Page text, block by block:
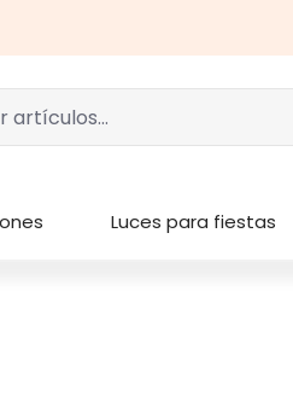
Luces para fiestas